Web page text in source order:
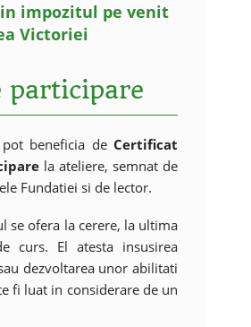
impozitul pe venit
Victoriei
participare
beneficia de Certificat
la ateliere, semnat de
Fundatiei si de lector.
se ofera la cerere, la ultima
curs. El atesta insusirea
dezvoltarea unor abilitati
fi luat in considerare de un